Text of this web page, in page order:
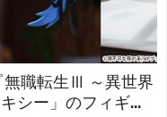
職転生Ⅲ ～異世界
シー」のフィギュ